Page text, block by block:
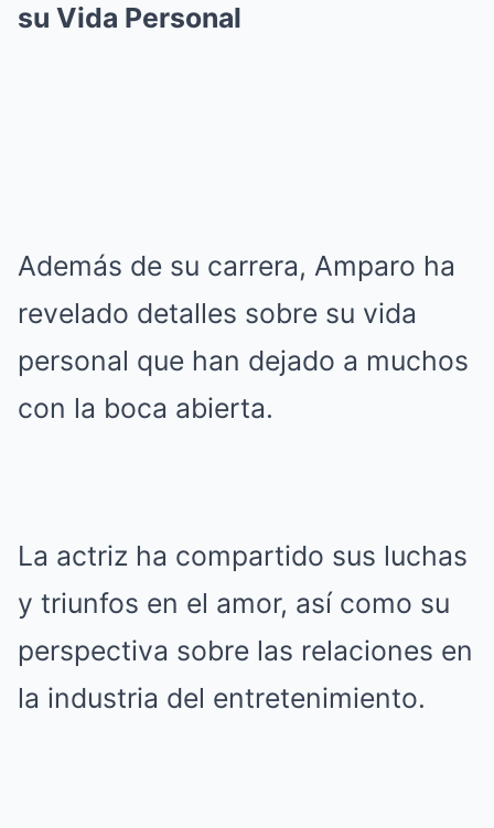
su Vida Personal
Además de su carrera, Amparo ha
revelado detalles sobre su vida
personal que han dejado a muchos
con la boca abierta.
La actriz ha compartido sus luchas
y triunfos en el amor, así como su
perspectiva sobre las relaciones en
la industria del entretenimiento.